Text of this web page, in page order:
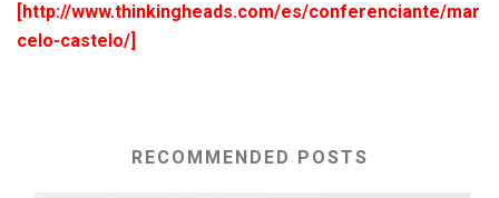
[http://www.thinkingheads.com/es/conferenciante/mar
celo-castelo/]
RECOMMENDED POSTS